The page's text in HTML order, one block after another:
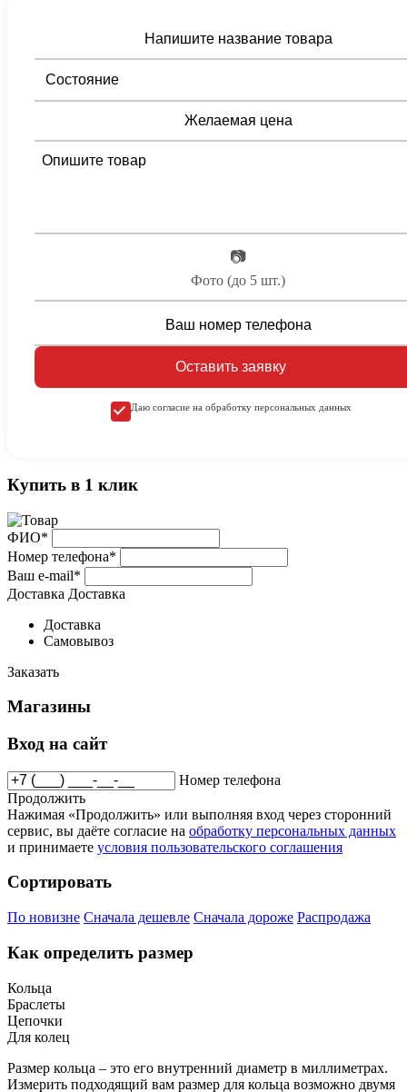
📷
Фото (до 5 шт.)
Оставить заявку
Даю согласие на обработку персональных данных
Купить в 1 клик
ФИО*
Номер телефона*
Ваш e-mail*
Доставка Доставка
Доставка
Самовывоз
Заказать
Магазины
Вход на сайт
Номер телефона
Продолжить
Нажимая «Продолжить» или выполняя вход через сторонний
сервис, вы даёте согласие на обработку персональных данных
и принимаете условия пользовательского соглашения
Сортировать
По новизне Сначала дешевле Сначала дороже Распродажа
Как определить размер
Кольца
Браслеты
Цепочки
Для колец
Размер кольца – это его внутренний диаметр в миллиметрах.
Измерить подходящий вам размер для кольца возможно двумя